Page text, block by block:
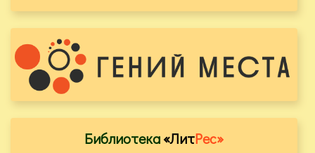
Библиотека«ЛитРес»